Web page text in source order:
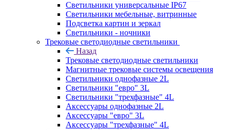
Светильники универсальные IP67
Светильники мебельные, витринные
Подсветка картин и зеркал
Светильники - ночники
Трековые светодиодные светильники
Назад
Трековые светодиодные светильники
Магнитные трековые системы освещения
Светильники однофазные 2L
Светильники "евро" 3L
Светильники "трехфазные" 4L
Аксессуары однофазные 2L
Аксессуары "евро" 3L
Аксессуары "трехфазные" 4L